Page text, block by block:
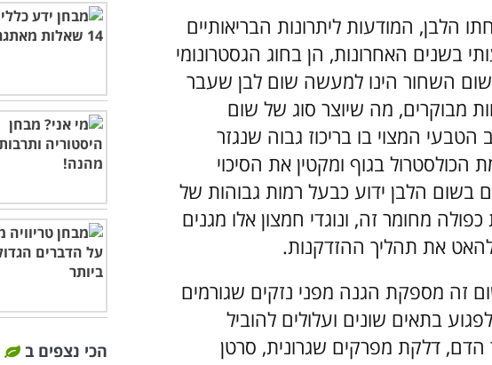
הלבן, המודעות ליתרונות הבריאותיים
בשנים האחרונות, הן בחוג הגסטרונומי
השחור הינו למעשה שום לבן שעבר
מבוקרים, מה שיוצר סוג של שום
המצוי בו בריכוז גבוה שנגזר
בגוף ומקטין את הסיכוי
בשום הלבן ידוע כבעל רמות גבוהות של
מחומר זה, ונוגדי חמצון אלו מגנים
את תהליך ההזדקנות.
זה מספקת הגנה מפני נזקים שגורמים
בתאים שונים ועלולים להוביל
הדם, דלקת מפרקים שגרונית, סרטן
הכי נצפים ב